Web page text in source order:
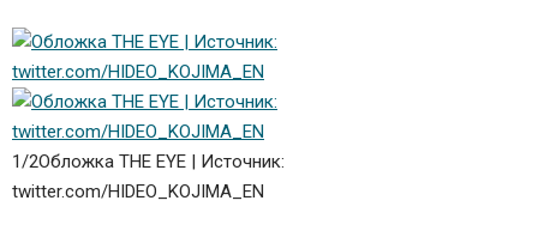
1/2Обложка THE EYE | Источник:
twitter.com/HIDEO_KOJIMA_EN